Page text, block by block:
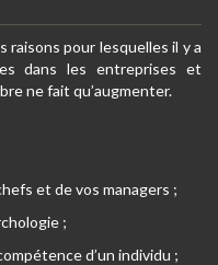
raisons pour lesquelles il y a
dans les entreprises et
ne fait qu’augmenter.
et de vos managers ;
;
d’un individu ;